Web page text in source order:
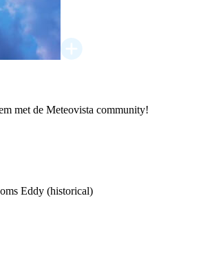
met de Meteovista community!
Eddy (historical)